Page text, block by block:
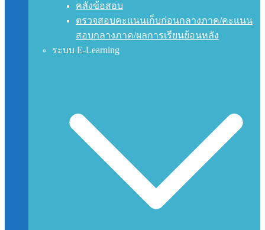
คลังข้อสอบ
ตรวจสอบคะแนนเก็บก่อนกลางภาค/คะแนน
สอบกลางภาค/ผลการเรียนย้อนหลัง
ระบบ E-Learning